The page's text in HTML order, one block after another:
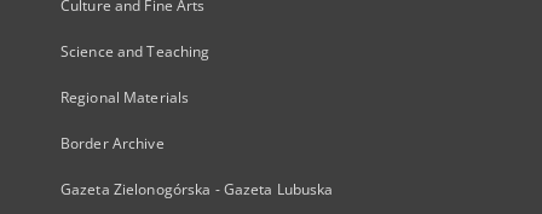
Culture and Fine Arts
Science and Teaching
Regional Materials
Border Archive
Gazeta Zielonogórska - Gazeta Lubuska